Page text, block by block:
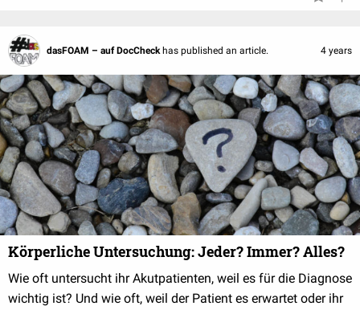
dasFOAM – auf DocCheck has published an article. 4 years
Körperliche Untersuchung: Jeder? Immer? Alles?
Wie oft untersucht ihr Akutpatienten, weil es für die Diagnose
wichtig ist? Und wie oft, weil der Patient es erwartet oder ihr